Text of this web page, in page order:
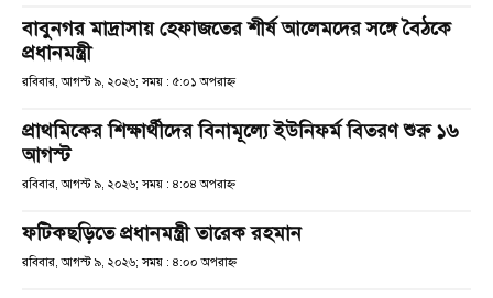
বাবুনগর মাদ্রাসায় হেফাজতের শীর্ষ আলেমদের সঙ্গে বৈঠকে
প্রধানমন্ত্রী
রবিবার, আগস্ট ৯, ২০২৬; সময় : ৫:০১ অপরাহ্ণ
প্রাথমিকের শিক্ষার্থীদের বিনামূল্যে ইউনিফর্ম বিতরণ শুরু ১৬
আগস্ট
রবিবার, আগস্ট ৯, ২০২৬; সময় : ৪:০৪ অপরাহ্ণ
ফটিকছড়িতে প্রধানমন্ত্রী তারেক রহমান
রবিবার, আগস্ট ৯, ২০২৬; সময় : ৪:০০ অপরাহ্ণ